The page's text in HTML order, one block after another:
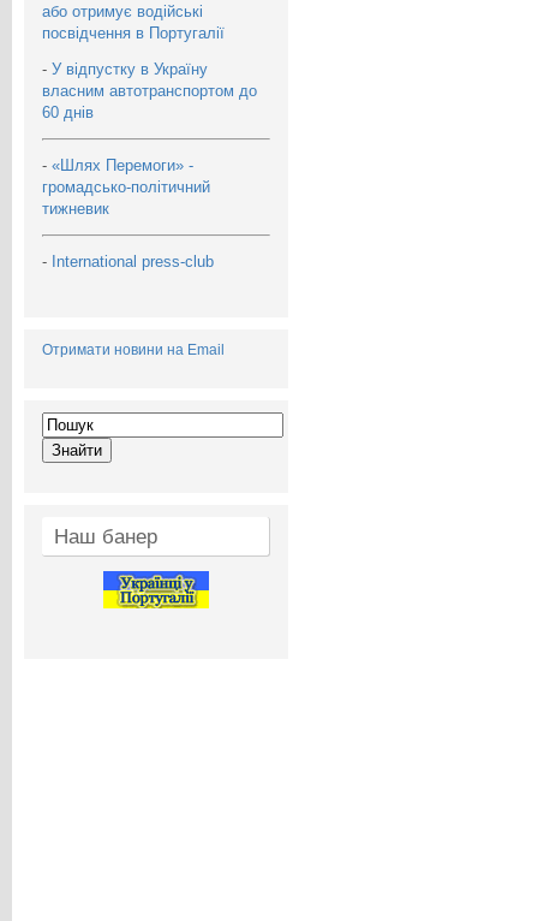
або отримує водійські
посвідчення в Португалії
- У відпустку в Україну
власним автотранспортом до
60 днів
- «Шлях Перемоги» -
громадсько-політичний
тижневик
- International press-club
Отримати новини на Email
Наш банер